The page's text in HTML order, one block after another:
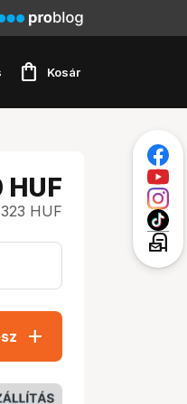
shopping_bag Kosár
HUF
HUF
add
local_post_office